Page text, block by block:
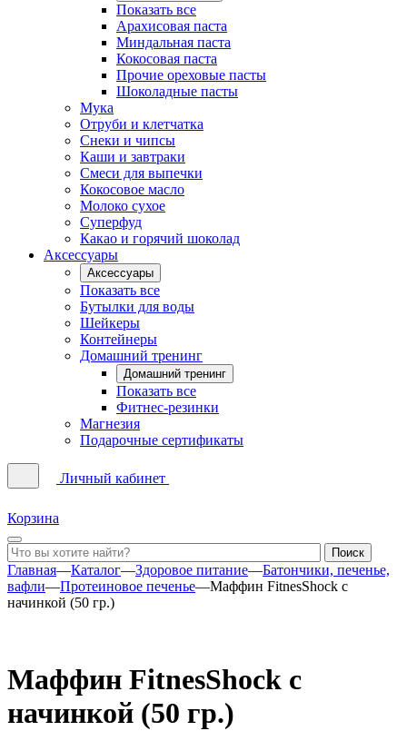
Показать все
Арахисовая паста
Миндальная паста
Кокосовая паста
Прочие ореховые пасты
Шоколадные пасты
Мука
Отруби и клетчатка
Снеки и чипсы
Каши и завтраки
Смеси для выпечки
Кокосовое масло
Молоко сухое
Суперфуд
Какао и горячий шоколад
Аксессуары
Аксессуары
Показать все
Бутылки для воды
Шейкеры
Контейнеры
Домашний тренинг
Домашний тренинг
Показать все
Фитнес-резинки
Магнезия
Подарочные сертификаты
Личный кабинет
Корзина
Главная—Каталог—Здоровое питание—Батончики, печенье,
вафли—Протеиновое печенье—Маффин FitnesShock с
начинкой (50 гр.)
Маффин FitnesShock с
начинкой (50 гр.)